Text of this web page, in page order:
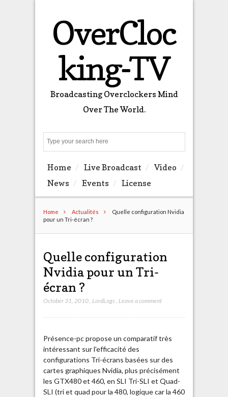
OverCloc
king-TV
Broadcasting Overclockers Mind
Over The World.
Home Live Broadcast
Video
News
Events License
Home Actualités
Quelle configuration Nvidia
pour un Tri-écran ?
Quelle configuration
Nvidia pour un Tri-
écran ?
October 31, 2010, LordLogs Leave a comment
Présence-pc propose un comparatif très
intéressant sur l’efficacité des
configurations Tri-écrans basées sur des
cartes graphiques Nvidia, plus précisément
les GTX480 et 460, en SLI Tri-SLI et Quad-
SLI (tri et quad pour la 480, logique car la 460